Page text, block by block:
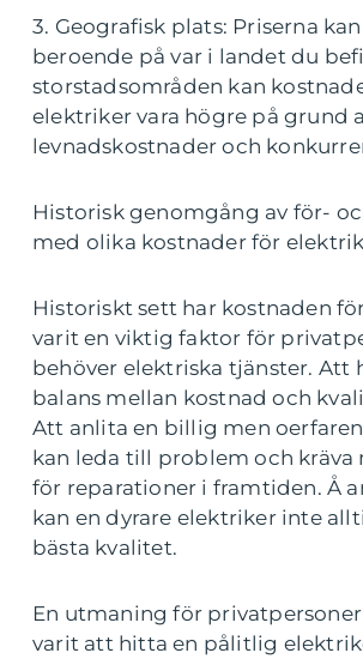
3. Geografisk plats: Priserna
beroende på var i landet du
storstadsområden kan
elektriker vara högre på grund
levnadskostnader och
Historisk genomgång av för-
med olika kostnader för
Historiskt sett har kostnaden
varit en viktig faktor för
behöver elektriska tjänster. Att
balans mellan kostnad och
Att anlita en billig men
kan leda till problem och kräva
för reparationer i framtiden. Å
kan en dyrare elektriker inte
bästa kvalitet.
En utmaning för
varit att hitta en pålitlig